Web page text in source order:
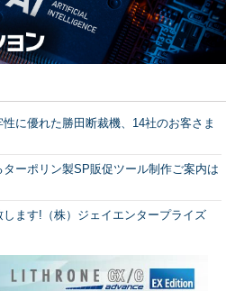
に優れた勝田断裁機、14社のお客さま
ーポリン製SP販促ツール制作ご案内は
ます!（株）ジェイエンタープライズ